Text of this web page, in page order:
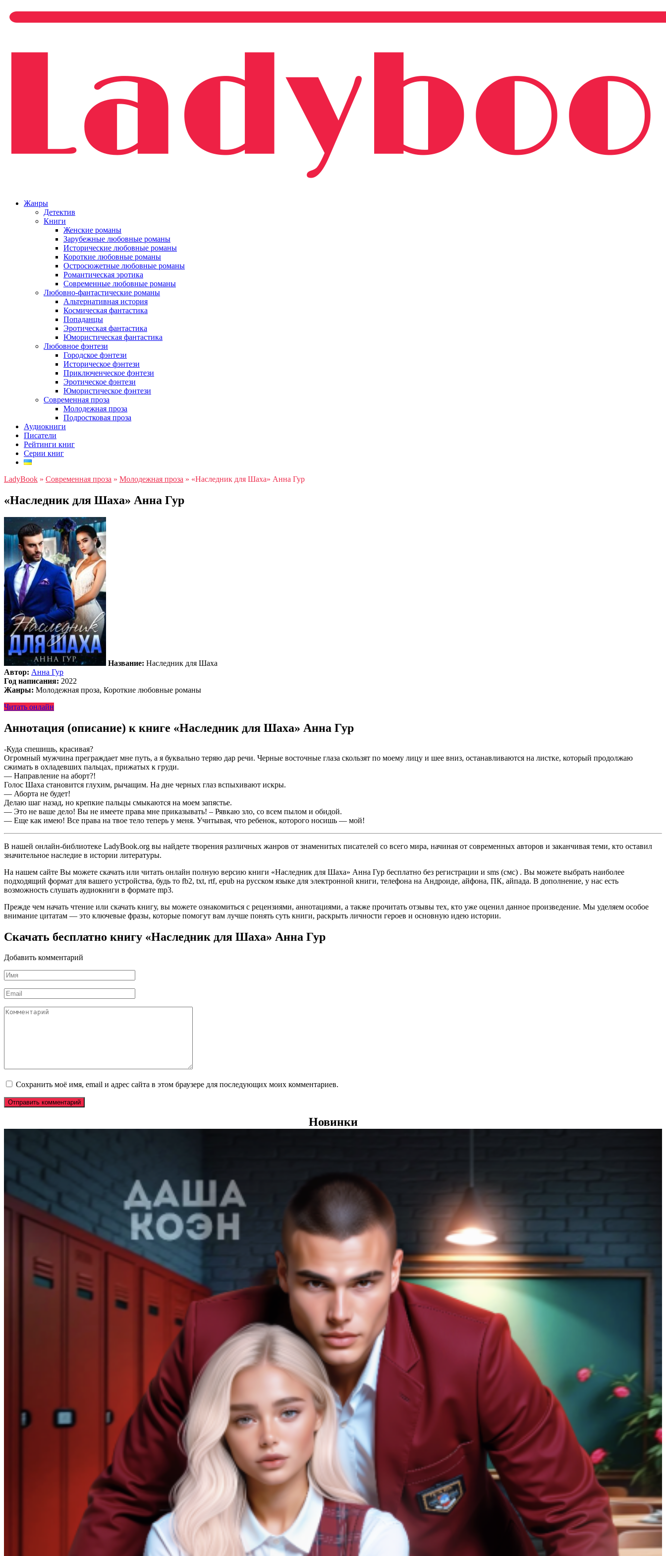
Жанры
Детектив
Книги
Женские романы
Зарубежные любовные романы
Исторические любовные романы
Короткие любовные романы
Остросюжетные любовные романы
Романтическая эротика
Современные любовные романы
Любовно-фантастические романы
Альтернативная история
Космическая фантастика
Попаданцы
Эротическая фантастика
Юмористическая фантастика
Любовное фэнтези
Городское фэнтези
Историческое фэнтези
Приключенческое фэнтези
Эротическое фэнтези
Юмористическое фэнтези
Современная проза
Молодежная проза
Подростковая проза
Аудиокниги
Писатели
Рейтинги книг
Серии книг
LadyBook » Современная проза » Молодежная проза » «Наследник для Шаха» Анна Гур
«Наследник для Шаха» Анна Гур
Название: Наследник для Шаха
Автор: Анна Гур
Год написания: 2022
Жанры: Молодежная проза, Короткие любовные романы
Читать онлайн
Аннотация (описание) к книге «Наследник для Шаха» Анна Гур
-Куда спешишь, красивая?
Огромный мужчина преграждает мне путь, а я буквально теряю дар речи. Черные восточные глаза скользят по моему лицу и шее вниз, останавливаются на листке, который продолжаю
сжимать в охладевших пальцах, прижатых к груди.
— Направление на аборт?!
Голос Шаха становится глухим, рычащим. На дне черных глаз вспыхивают искры.
— Аборта не будет!
Делаю шаг назад, но крепкие пальцы смыкаются на моем запястье.
— Это не ваше дело! Вы не имеете права мне приказывать! – Рявкаю зло, со всем пылом и обидой.
— Еще как имею! Все права на твое тело теперь у меня. Учитывая, что ребенок, которого носишь — мой!
В нашей онлайн-библиотеке LadyBook.org вы найдете творения различных жанров от знаменитых писателей со всего мира, начиная от современных авторов и заканчивая теми, кто оставил
значительное наследие в истории литературы.
На нашем сайте Вы можете скачать или читать онлайн полную версию книги «Наследник для Шаха» Анна Гур бесплатно без регистрации и sms (смс) . Вы можете выбрать наиболее
подходящий формат для вашего устройства, будь то fb2, txt, rtf, epub на русском языке для электронной книги, телефона на Андроиде, айфона, ПК, айпада. В дополнение, у нас есть
возможность слушать аудиокниги в формате mp3.
Прежде чем начать чтение или скачать книгу, вы можете ознакомиться с рецензиями, аннотациями, а также прочитать отзывы тех, кто уже оценил данное произведение. Мы уделяем особое
внимание цитатам — это ключевые фразы, которые помогут вам лучше понять суть книги, раскрыть личности героев и основную идею истории.
Скачать бесплатно книгу «Наследник для Шаха» Анна Гур
Добавить комментарий
Имя
*
Email
*
Комментарий
Сохранить моё имя, email и адрес сайта в этом браузере для последующих моих комментариев.
Новинки